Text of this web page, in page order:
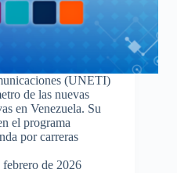
(UNETI)
de las nuevas
en Venezuela. Su
el programa
por carreras
febrero de 2026